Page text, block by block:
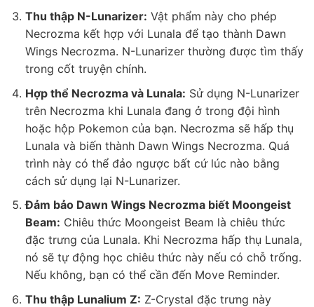
Thu thập N-Lunarizer: Vật phẩm này cho phép
Necrozma kết hợp với Lunala để tạo thành Dawn
Wings Necrozma. N-Lunarizer thường được tìm thấy
trong cốt truyện chính.
Hợp thể Necrozma và Lunala: Sử dụng N-Lunarizer
trên Necrozma khi Lunala đang ở trong đội hình
hoặc hộp Pokemon của bạn. Necrozma sẽ hấp thụ
Lunala và biến thành Dawn Wings Necrozma. Quá
trình này có thể đảo ngược bất cứ lúc nào bằng
cách sử dụng lại N-Lunarizer.
Đảm bảo Dawn Wings Necrozma biết Moongeist
Beam: Chiêu thức Moongeist Beam là chiêu thức
đặc trưng của Lunala. Khi Necrozma hấp thụ Lunala,
nó sẽ tự động học chiêu thức này nếu có chỗ trống.
Nếu không, bạn có thể cần đến Move Reminder.
Thu thập Lunalium Z: Z-Crystal đặc trưng này